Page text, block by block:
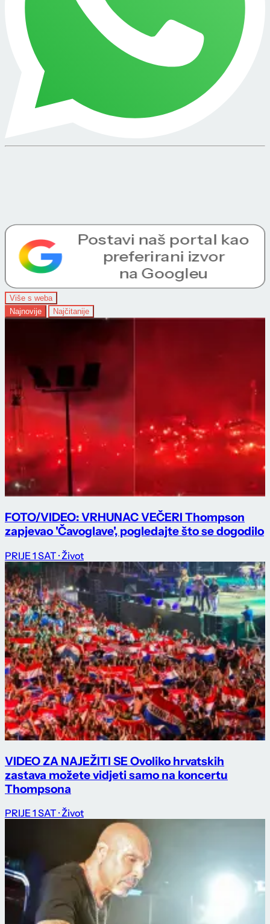
Više s weba
Najnovije
Najčitanije
FOTO/VIDEO: VRHUNAC VEČERI Thompson
zapjevao 'Čavoglave', pogledajte što se dogodilo
PRIJE 1 SAT · Život
VIDEO ZA NAJEŽITI SE Ovoliko hrvatskih
zastava možete vidjeti samo na koncertu
Thompsona
PRIJE 1 SAT · Život